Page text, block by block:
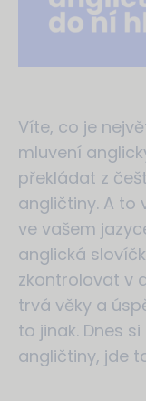
Víte, co je
mluvení
překládat z
angličtiny. A to
ve vašem
anglická
zkontrolovat v
trvá věky a
to jinak. Dnes
angličtiny, jde